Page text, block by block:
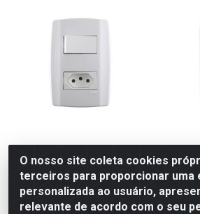
TECLAS TOMADA 2P T 10A
BRANCO
Código: 12241
Embalagem: UN-05UN
O nosso site coleta cookies
terceiros para proporcionar uma
personalizada ao usuário,
relevante de acordo com o seu